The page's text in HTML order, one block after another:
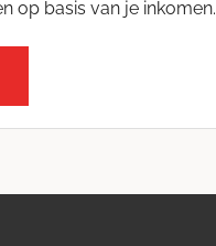
op basis van je inkomen.